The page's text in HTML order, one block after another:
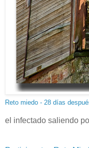
Reto miedo - 28 días
el infectado saliendo